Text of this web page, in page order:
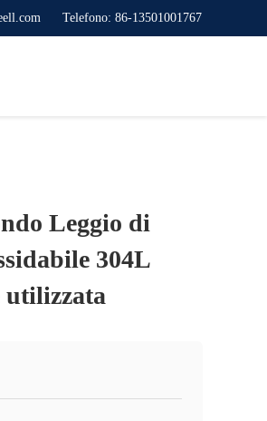
Telefono: 86-13501001767
Leggio di
304L
utilizzata